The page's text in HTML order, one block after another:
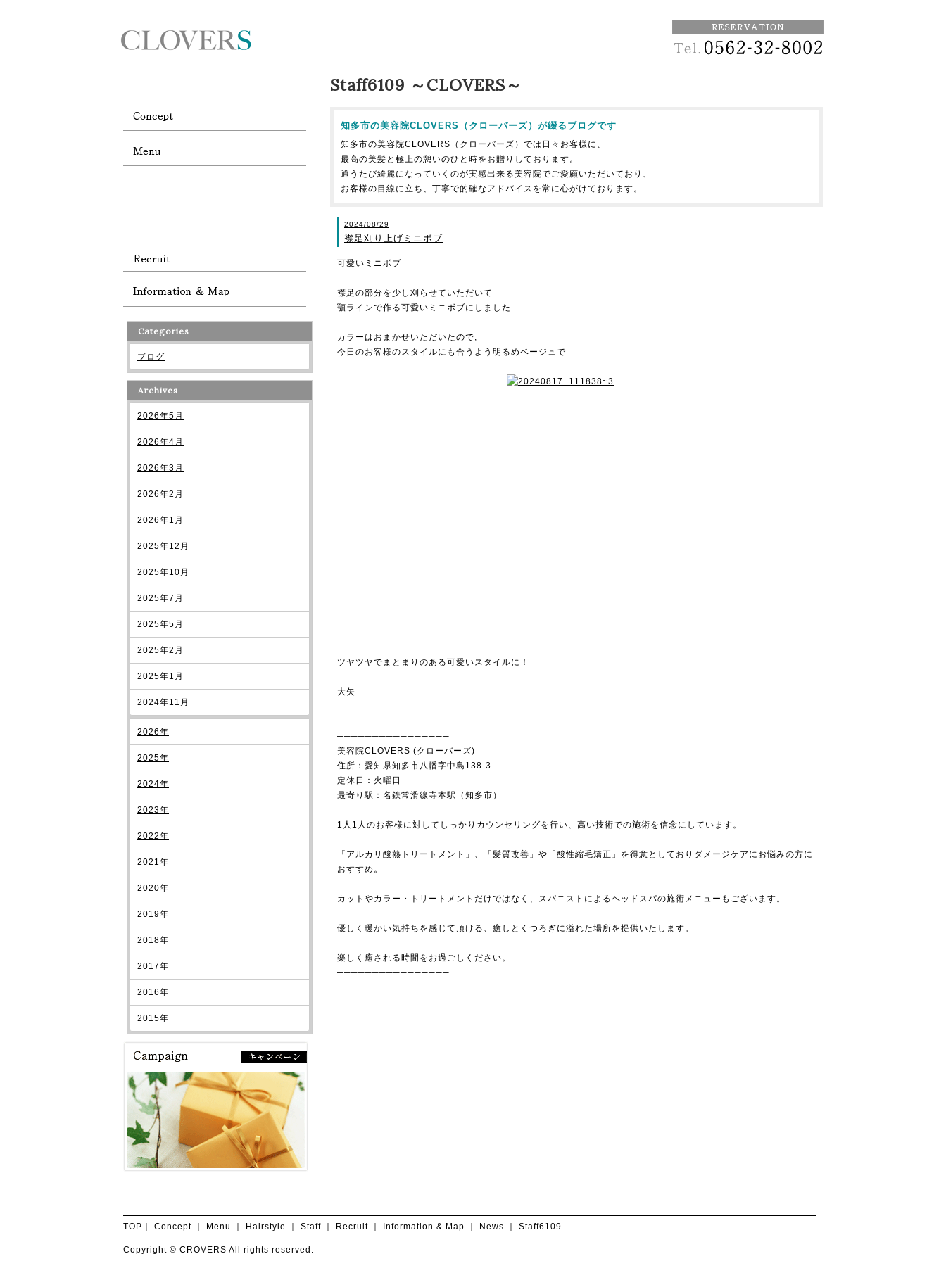
Categories
ブログ
Archives
2026年5月
2026年4月
2026年3月
2026年2月
2026年1月
2025年12月
2025年10月
2025年7月
2025年5月
2025年2月
2025年1月
2024年11月
2026年
2025年
2024年
2023年
2022年
2021年
2020年
2019年
2018年
2017年
2016年
2015年
Staff6109 ～CLOVERS～
知多市の美容院CLOVERS（クローバーズ）が綴るブログです
知多市の美容院CLOVERS（クローバーズ）では日々お客様に、
最高の美髪と極上の憩いのひと時をお贈りしております。
通うたび綺麗になっていくのが実感出来る美容院でご愛顧いただいており、
お客様の目線に立ち、丁寧で的確なアドバイスを常に心がけております。
2024/08/29
襟足刈り上げミニボブ
可愛いミニボブ
襟足の部分を少し刈らせていただいて
顎ラインで作る可愛いミニボブにしました
カラーはおまかせいただいたので,
今日のお客様のスタイルにも合うよう明るめベージュで
ツヤツヤでまとまりのある可愛いスタイルに！
大矢
────────────────
美容院CLOVERS (クローバーズ)
住所：愛知県知多市八幡字中島138-3
定休日：火曜日
最寄り駅：名鉄常滑線寺本駅（知多市）
1人1人のお客様に対してしっかりカウンセリングを行い、高い技術での施術を信念にしています。
「アルカリ酸熱トリートメント」、「髪質改善」や「酸性縮毛矯正」を得意としておりダメージケアにお悩みの方に
おすすめ。
カットやカラー・トリートメントだけではなく、スパニストによるヘッドスパの施術メニューもございます。
優しく暖かい気持ちを感じて頂ける、癒しとくつろぎに溢れた場所を提供いたします。
楽しく癒される時間をお過ごしください。
────────────────
TOP Concept Menu Hairstyle Staff Recruit Information & Map News Staff6109
Copyright © CROVERS All rights reserved.